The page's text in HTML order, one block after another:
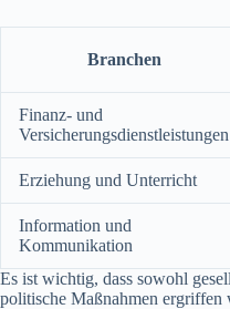
Branchen
Finanz- und
Versicherungsdienstleistungen
Erziehung und Unterricht
Information und
Kommunikation
Es ist wichtig, dass sowohl
politische Maßnahmen ergriffen